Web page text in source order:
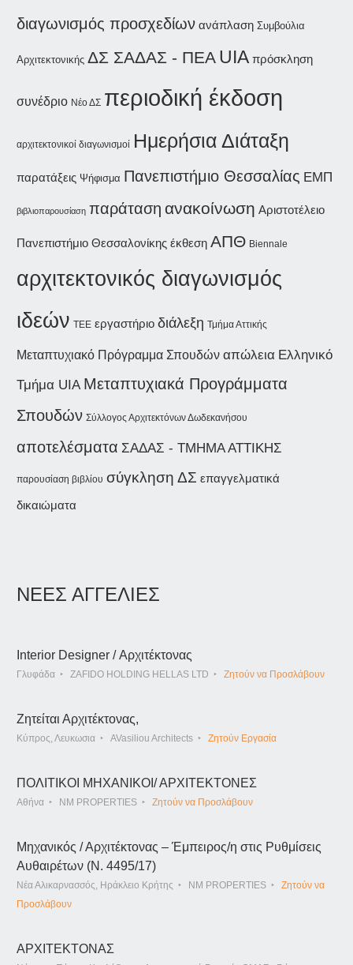
διαγωνισμός προσχεδίων ανάπλαση Συμβούλια
Αρχιτεκτονικής ΔΣ ΣΑΔΑΣ - ΠΕΑ UIA πρόσκληση
συνέδριο Νέο ΔΣ περιοδική έκδοση
αρχιτεκτονικοί διαγωνισμοί Ημερήσια Διάταξη
παρατάξεις Ψήφισμα Πανεπιστήμιο Θεσσαλίας ΕΜΠ
βιβλιοπαρουσίαση παράταση ανακοίνωση Αριστοτέλειο
Πανεπιστήμιο Θεσσαλονίκης έκθεση ΑΠΘ Biennale
αρχιτεκτονικός διαγωνισμός
ιδεών ΤΕΕ εργαστήριο διάλεξη Τμήμα Αττικής
Μεταπτυχιακό Πρόγραμμα Σπουδών απώλεια Ελληνικό
Τμήμα UIA Μεταπτυχιακά Προγράμματα
Σπουδών Σύλλογος Αρχιτεκτόνων Δωδεκανήσου
αποτελέσματα ΣΑΔΑΣ - ΤΜΗΜΑ ΑΤΤΙΚΗΣ
παρουσίαση βιβλίου σύγκληση ΔΣ επαγγελματικά
δικαιώματα
ΝΕΕΣ ΑΓΓΕΛΙΕΣ
Interior Designer / Αρχιτέκτονας
Γλυφάδα ZAFIDO HOLDING HELLAS LTD Ζητούν να Προσλάβουν
Ζητείται Αρχιτέκτονας,
Κύπρος, Λευκωσια AVasiliou Architects Ζητούν Εργασία
ΠΟΛΙΤΙΚΟΙ ΜΗΧΑΝΙΚΟΙ/ ΑΡΧΙΤΕΚΤΟΝΕΣ
Αθήνα NM PROPERTIES Ζητούν να Προσλάβουν
Μηχανικός / Αρχιτέκτονας – Έμπειρος/η στις Ρυθμίσεις
Αυθαιρέτων (Ν. 4495/17)
Νέα Αλικαρνασσός, Ηράκλειο Κρήτης NM PROPERTIES
Ζητούν να
Προσλάβουν
ΑΡΧΙΤΕΚΤΟΝΑΣ